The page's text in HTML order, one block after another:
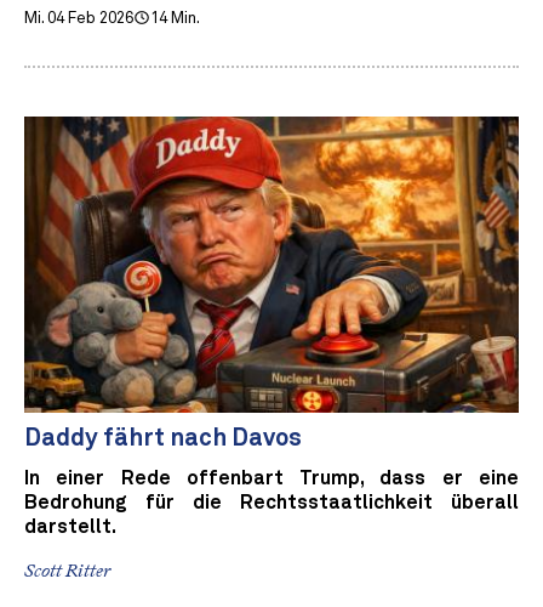
Mi. 04 Feb 2026 14 Min.
Daddy fährt nach Davos
In einer Rede offenbart Trump, dass er eine
Bedrohung für die Rechtsstaatlichkeit überall
darstellt.
Scott Ritter